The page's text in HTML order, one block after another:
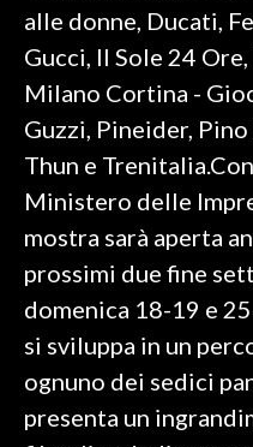
alle donne, Ducati,
Gucci, Il Sole 24
Milano Cortina -
Guzzi, Pineider,
Thun e
Ministero delle
mostra sarà aperta
prossimi due fine
domenica 18-19 e
si sviluppa in un
ognuno dei sedici
presenta un